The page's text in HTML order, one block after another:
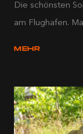
Die schönsten
am Flughafen.
MEHR